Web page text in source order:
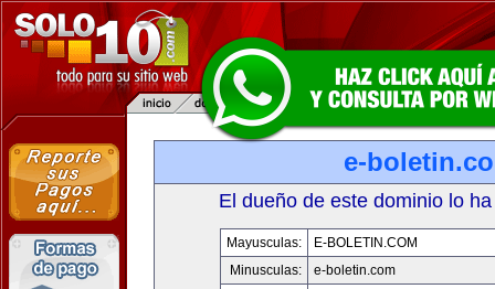
e-
El dueño de este dominio lo
Mayusculas:
E-BOLETIN.COM
Minusculas:
e-boletin.com